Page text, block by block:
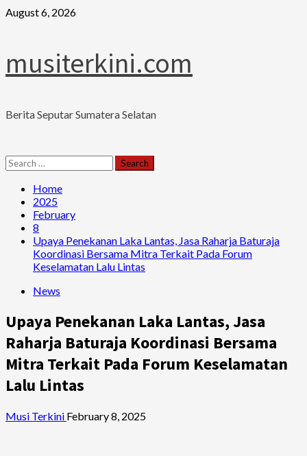
Skip
August 6, 2026
musiterkini.com
Berita Seputar Sumatera Selatan
Primary
Menu
Search
for:
Home
2025
February
8
Upaya Penekanan Laka Lantas, Jasa Raharja Baturaja
Koordinasi Bersama Mitra Terkait Pada Forum
Keselamatan Lalu Lintas
News
Upaya Penekanan Laka Lantas, Jasa
Raharja Baturaja Koordinasi Bersama
Mitra Terkait Pada Forum Keselamatan
Lalu Lintas
Musi Terkini February 8, 2025